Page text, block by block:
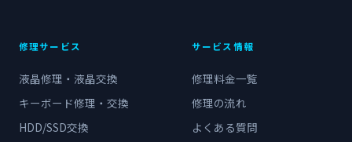
修理サービス
液晶修理・液晶交換
キーボード修理・交換
HDD/SSD交換
サービス情報
修理料金一覧
修理の流れ
よくある質問